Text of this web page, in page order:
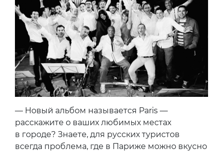
— Новый альбом называется Paris —
расскажите о ваших любимых местах
в городе? Знаете, для русских туристов
всегда проблема, где в Париже можно вкусно